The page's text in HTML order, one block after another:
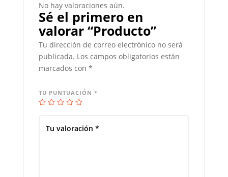
No hay valoraciones aún.
Sé el primero en
valorar “Producto”
Tu dirección de correo electrónico no será
publicada. Los campos obligatorios están
marcados con *
TU PUNTUACIÓN *